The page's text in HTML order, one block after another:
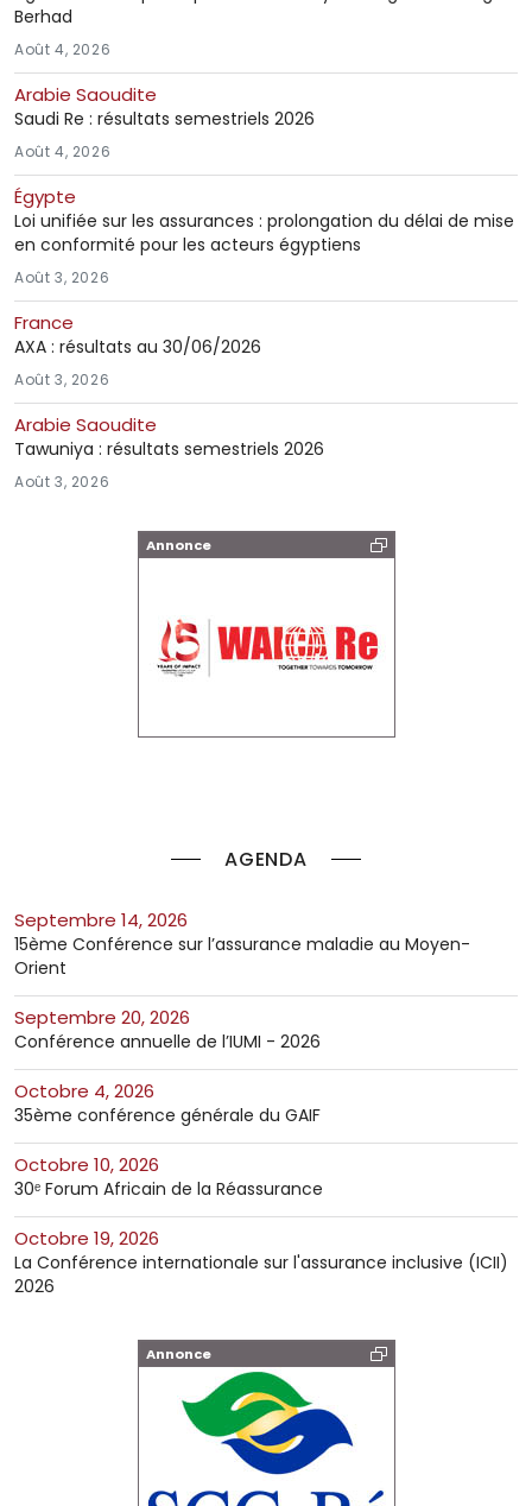
Annonce
AGENDA
septembre 14, 2026
15ème Conférence sur l’assurance maladie au Moyen-
Orient
septembre 20, 2026
Conférence annuelle de l’IUMI - 2026
octobre 4, 2026
35ème conférence générale du GAIF
octobre 10, 2026
30ᵉ Forum Africain de la Réassurance
octobre 19, 2026
La Conférence internationale sur l'assurance inclusive (ICII)
2026
Annonce
Berhad
Août 4, 2026
Arabie Saoudite
Saudi Re : résultats semestriels 2026
Août 4, 2026
Égypte
Loi unifiée sur les assurances : prolongation du délai de mise
en conformité pour les acteurs égyptiens
Août 3, 2026
France
AXA : résultats au 30/06/2026
Août 3, 2026
Arabie Saoudite
Tawuniya : résultats semestriels 2026
Août 3, 2026